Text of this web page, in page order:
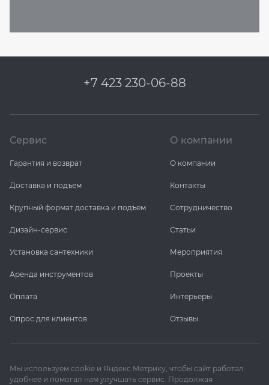
+7 423 230-06-88
Сервис
Гарантия и возврат
Доставка и подъем
Крупный формат доставка и подъем
Дизайн-сервис
Установка сантехники
Аренда инструментов
Оплата
Опрос для клиентов
О компании
О компании
Контакты
Сотрудничество
Статьи
Мероприятия
Проекты
Интерьеры
Отзывы
Мы используем cookie и Яндекс Метрику, чтобы сайт работал
удобнее и помогал нам улучшать сервис. Продолжая